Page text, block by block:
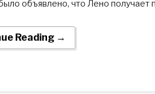
объявлено, что Лено
Reading →